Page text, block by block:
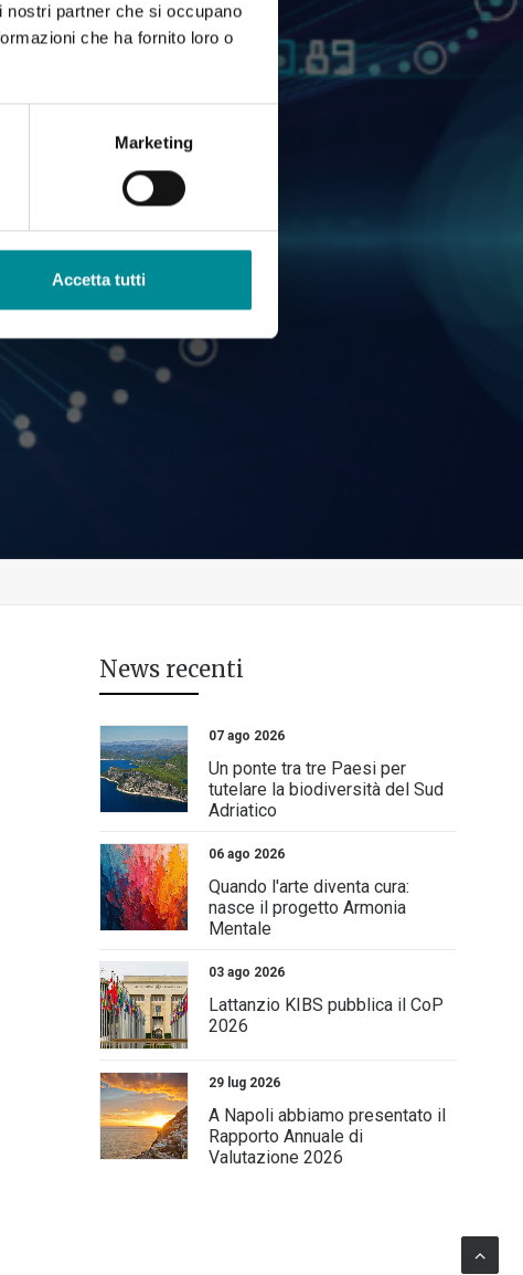
partner che si occupano
che ha fornito loro o
Marketing
Accetta tutti
News recenti
07 ago 2026
Un ponte tra tre Paesi per
tutelare la biodiversità del Sud
Adriatico
06 ago 2026
Quando l'arte diventa cura:
nasce il progetto Armonia
Mentale
03 ago 2026
Lattanzio KIBS pubblica il CoP
2026
29 lug 2026
A Napoli abbiamo presentato il
Rapporto Annuale di
Valutazione 2026